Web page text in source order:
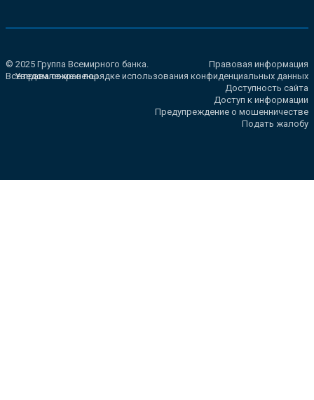
© 2025 Группа Всемирного банка.
Все права сохранены.
Правовая информация
Уведомление о порядке использования конфиденциальных данных
Доступность сайта
Доступ к информации
Предупреждение о мошенничестве
Подать жалобу